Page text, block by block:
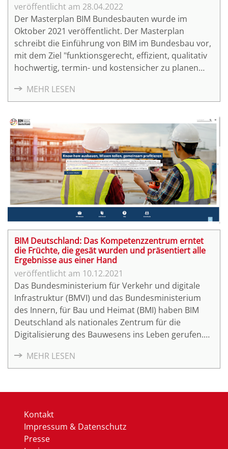
28.04.2022
Der Masterplan BIM Bundesbauten wurde im
Oktober 2021 veröffentlicht. Der Masterplan
schreibt die Einführung von BIM im Bundesbau vor,
mit dem Ziel "funktionsgerecht, effizient, qualitativ
hochwertig, termin- und kostensicher zu planen
MEHR LESEN
BIM Deutschland: Das Kompetenzzentrum erntet
die Früchte, die gesät wurden und präsentiert alle
Ergebnisse aus einer Hand
10.12.2021
Das Bundesministerium für Verkehr und digitale
Infrastruktur (BMVI) und das Bundesministerium
des Innern, für Bau und Heimat (BMI) haben BIM
Deutschland als nationales Zentrum für die
Digitalisierung des Bauwesens ins Leben gerufen.
Bundes für Informationen und Aktivitäten rund um
Building Information Modeling (BIM).
MEHR LESEN
Kontakt
Impressum & Datenschutz
Presse